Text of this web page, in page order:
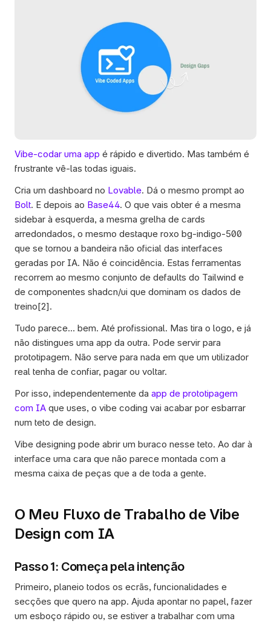
Vibe-codar uma app é rápido e divertido. Mas também é
frustrante vê-las todas iguais.
Cria um dashboard no Lovable
Bolt. E depois ao Base44. O que vais obter é a mesma
sidebar à esquerda, a mesma grelha de cards
arredondados, o mesmo destaque roxo bg-indigo-500
que se tornou a bandeira não oficial das interfaces
geradas por IA. Não é coincidência. Estas ferramentas
recorrem ao mesmo conjunto de defaults do Tailwind e
de componentes shadcn/ui que dominam os dados de
treino[2].
Tudo parece… bem. Até profissional. Mas tira o logo, e já
não distingues uma app da outra. Pode servir para
prototipagem. Não serve para nada em que um utilizador
real tenha de confiar, pagar ou voltar.
Por isso, independentemente da app de prototipagem
com IA que uses, o vibe coding vai acabar por esbarrar
num teto de design.
Vibe designing pode abrir um buraco nesse teto. Ao dar à
interface uma cara que não parece montada com a
mesma caixa de peças que a de toda a gente.
O Meu Fluxo de Trabalho de Vibe
Design com IA
Passo 1: Começa pela intenção
Primeiro, planeio todos os ecrãs, funcionalidades e
secções que quero na app. Ajuda apontar no papel, fazer
um esboço rápido ou, se estiver a trabalhar com uma